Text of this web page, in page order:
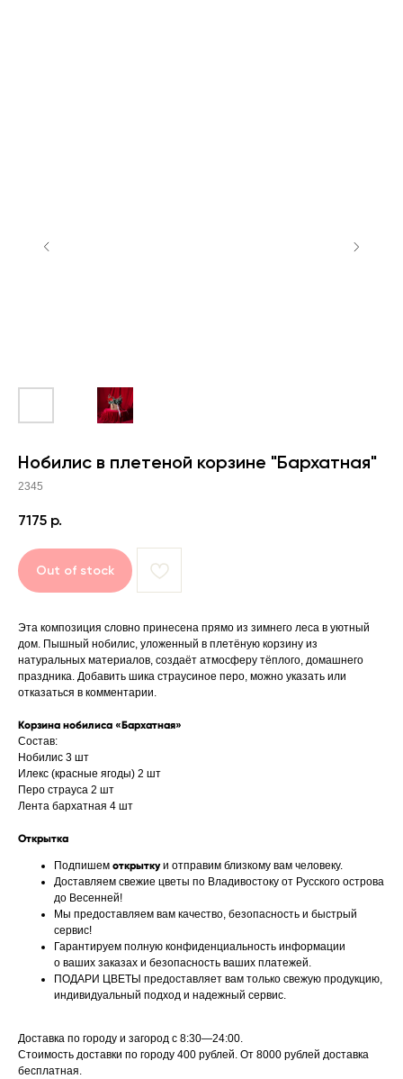
Нобилис в плетеной корзине "Бархатная"
2345
7175 р.
Out of stock
Эта композиция словно принесена прямо из зимнего леса в уютный
дом. Пышный нобилис, уложенный в плетёную корзину из
натуральных материалов, создаёт атмосферу тёплого, домашнего
праздника. Добавить шика страусиное перо, можно указать или
отказаться в комментарии.
Корзина нобилиса «Бархатная»
Состав:
Нобилис 3 шт
Илекс (красные ягоды) 2 шт
Перо страуса 2 шт
Лента бархатная 4 шт
Открытка
Подпишем открыткуи отправим близкому вам человеку.
Доставляем свежие цветы по Владивостоку от Русского острова
до Весенней!
Мы предоставляем вам качество, безопасность и быстрый
сервис!
Гарантируем полную конфиденциальность информации
о ваших заказах и безопасность ваших платежей.
ПОДАРИ ЦВЕТЫ предоставляет вам только свежую продукцию,
индивидуальный подход и надежный сервис.
Доставка по городу и загород с 8:30—24:00.
Стоимость доставки по городу 400 рублей. От 8000 рублей доставка
бесплатная.